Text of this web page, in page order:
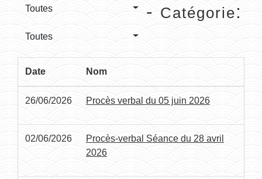
Toutes - Catégorie:
Toutes
Date Nom
26/06/2026 Procès verbal du 05 juin 2026
02/06/2026
Procès-verbal Séance du 28 avril
2026